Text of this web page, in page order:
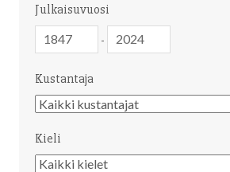
Julkaisuvuosi
-
Kustantaja
Kustantaja
Kieli
Kieli